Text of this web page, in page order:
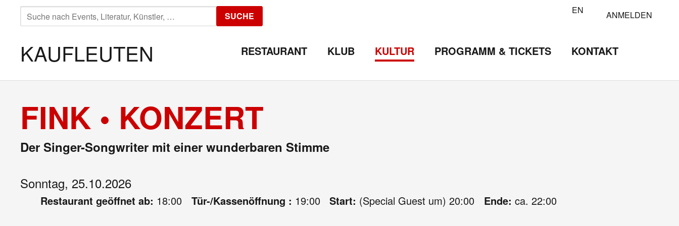
SUCHE
NACH:
SUCHE EN ANMELDEN
KAUFLEUTEN RESTAURANT KLUB KULTUR PROGRAMM & TICKETS KONTAKT
FINK • KONZERT
Der Singer-Songwriter mit einer wunderbaren Stimme
Sonntag, 25.10.2026
Restaurant geöffnet ab: 18:00 Tür-/Kassenöffnung : 19:00 Start: (Special Guest um) 20:00 Ende: ca. 22:00